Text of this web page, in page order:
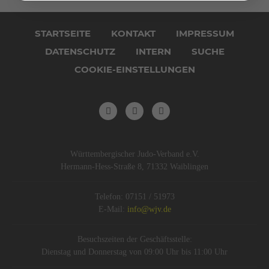
überspringenSTARTSEITE KONTAKT
IMPRESSUM
DATENSCHUTZ
INTERN
SUCHE
COOKIE-EINSTELLUNGEN
Württembergischer Judo-Verband e.V.
Hermann-Hess-Straße 8, 71332 Waiblingen
Telefon: 07151 / 51973
E-Mail: info@wjv.de
Besuchszeiten der Geschäftsstelle:
Dienstag und Donnerstag von 09:00 Uhr bis 11:00 Uhr